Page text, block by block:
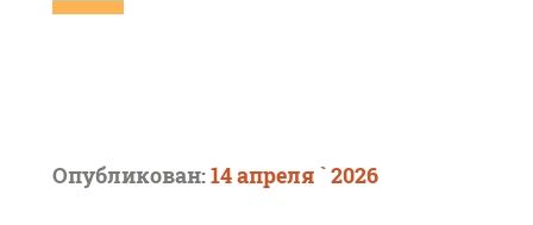
Опубликован:14 апреля ` 2026